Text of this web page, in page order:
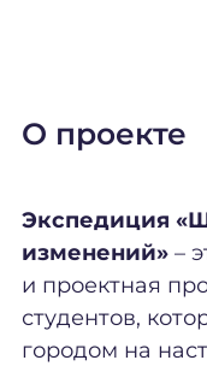
О проекте
Экспедиция
изменений» –
и проектная
студентов,
городом на